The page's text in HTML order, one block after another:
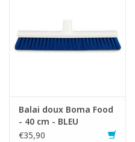
Balai doux Boma Food
- 40 cm - BLEU
€35,90